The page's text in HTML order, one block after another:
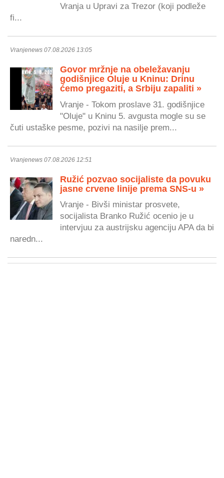
Vranja u Upravi za Trezor (koji podleže
fi...
Vranjenews 07.08.2026 13:05
Govor mržnje na obeležavanju
godišnjice Oluje u Kninu: Drinu
ćemo pregaziti, a Srbiju zapaliti »
Vranje - Tokom proslave 31. godišnjice
"Oluje" u Kninu 5. avgusta mogle su se
čuti ustaške pesme, pozivi na nasilje prem...
Vranjenews 07.08.2026 12:51
Ružić pozvao socijaliste da povuku
jasne crvene linije prema SNS-u »
Vranje - Bivši ministar prosvete,
socijalista Branko Ružić ocenio je u
intervjuu za austrijsku agenciju APA da bi
naredn...